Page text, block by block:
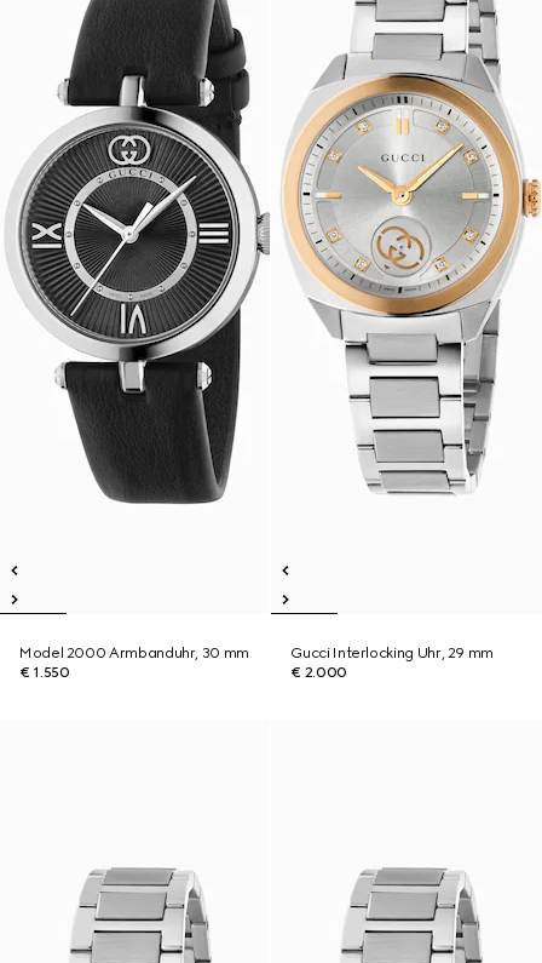
Model 2000 Armbanduhr, 30 mm
€ 1.550
Gucci Interlocking Uhr, 29 mm
€ 2.000